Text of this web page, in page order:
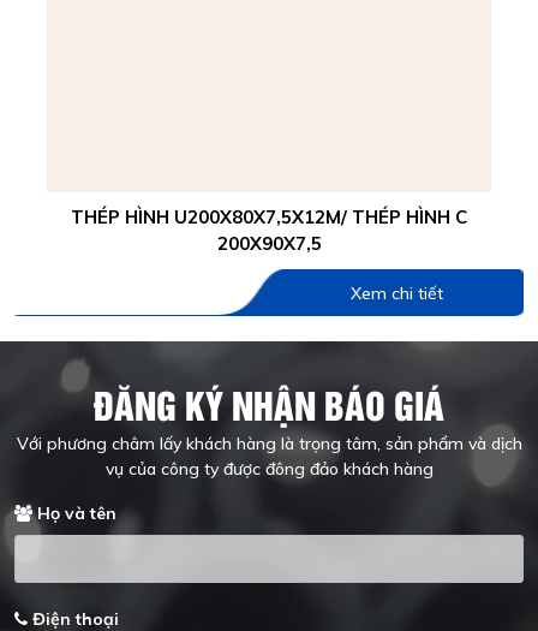
THÉP HÌNH U200X80X7,5X12M/ THÉP HÌNH C
200X90X7,5
Xem chi tiết
ĐĂNG KÝ NHẬN BÁO GIÁ
Với phương châm lấy khách hàng là trọng tâm, sản phẩm và dịch
vụ của công ty được đông đảo khách hàng
Họ và tên
Điện thoại